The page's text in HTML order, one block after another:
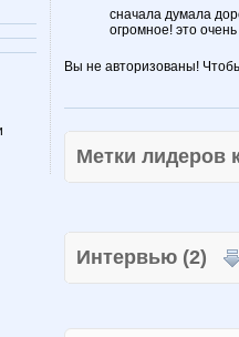
сначала думала
огромное! это
Вы не авторизованы!
Метки
Интервью (2)